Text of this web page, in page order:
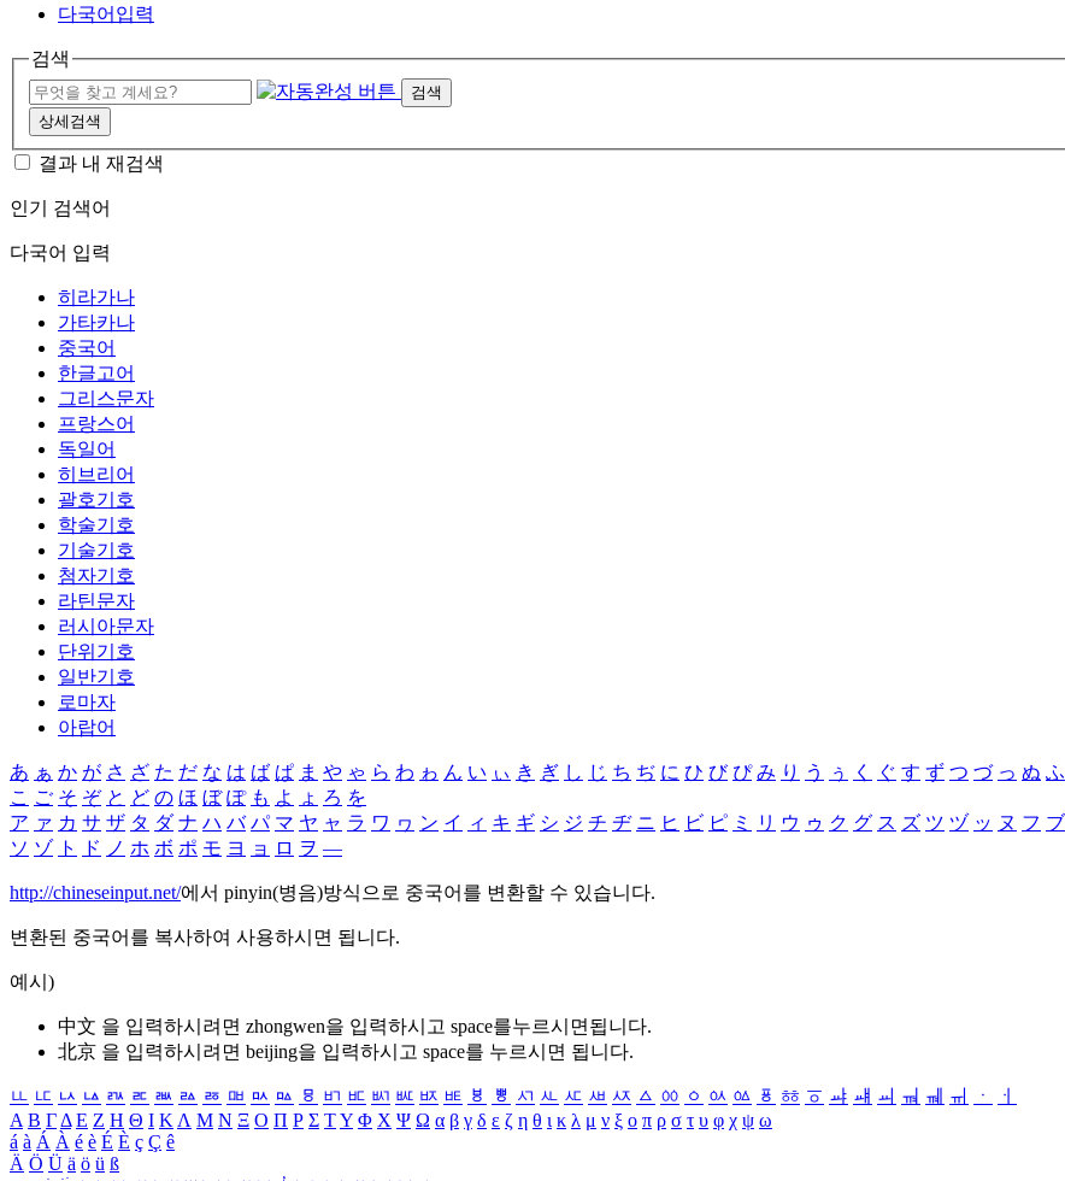
다국어입력
검색
검색
상세검색
결과 내 재검색
인기 검색어
다국어 입력
히라가나
가타카나
중국어
한글고어
그리스문자
프랑스어
독일어
히브리어
괄호기호
학술기호
기술기호
첨자기호
라틴문자
러시아문자
단위기호
일반기호
로마자
아랍어
あ ぁ か が さ ざ た だ な は ば ぱ ま や ゃ ら わ ゎ ん い ぃ き ぎ し じ ち ぢ に ひ び ぴ み り う ぅ く ぐ す ず つ づ っ ぬ ふ
こ ご そ ぞ と ど の ほ ぼ ぽ も よ ょ ろ を
ア ァ カ サ ザ タ ダ ナ ハ バ パ マ ヤ ャ ラ ワ ヮ ン イ ィ キ ギ シ ジ チ ヂ ニ ヒ ビ ピ ミ リ ウ ゥ ク グ ス ズ ツ ヅ ッ ヌ フ ブ
ソ ゾ ト ド ノ ホ ボ ポ モ ヨ ョ ロ ヲ ―
http://chineseinput.net/에서 pinyin(병음)방식으로 중국어를 변환할 수 있습니다.
변환된 중국어를 복사하여 사용하시면 됩니다.
예시)
中文 을 입력하시려면 zhongwen을 입력하시고 space를누르시면됩니다.
北京 을 입력하시려면 beijing을 입력하시고 space를 누르시면 됩니다.
ㅥ ㅦ ㅧ ㅨ ㅩ ㅪ ㅫ ㅬ ㅭ ㅮ ㅯ ㅰ ㅱ ㅲ ㅳ ㅴ ㅵ ㅶ ㅷ ㅸ ㅹ ㅺ ㅻ ㅼ ㅽ ㅾ ㅿ ㆀ ㆁ ㆂ ㆃ ㆄ ㆅ ㆆ ㆇ ㆈ ㆉ ㆊ ㆋ ㆌ ㆍ
ㆎ
Α Β ΓΔ Ε Ζ Η Θ Ι ΚΛ Μ Ν Ξ Ο Π Ρ Σ ΤΥ Φ Χ Ψ Ω α β γ δ ε ζ η θ ι κ λ μ ν ξ ο π ρ σ τ υ φ χ ψ ω
á à Á À é è É È ç Ç ê
Ä Ö Ü ä ö ü ß